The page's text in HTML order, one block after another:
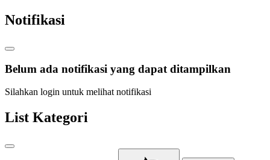
Notifikasi
Belum ada notifikasi yang dapat ditampilkan
Silahkan login untuk melihat notifikasi
List Kategori